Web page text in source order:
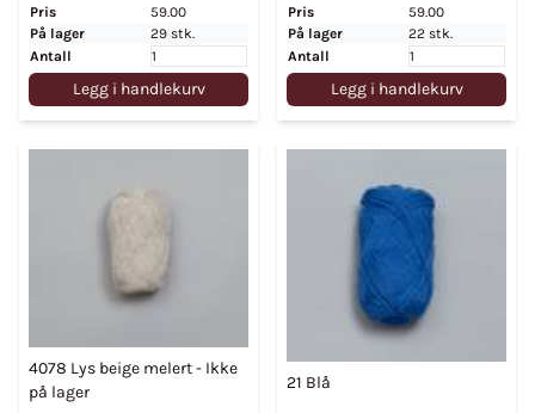
Pris
59.00
På lager
29 stk.
Antall
Legg i handlekurv
Pris
59.00
På lager
22 stk.
Antall
Legg i handlekurv
4078 Lys beige melert - Ikke
på lager
21 Blå